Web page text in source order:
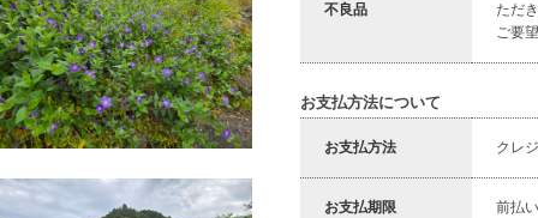
不良品
ただ
ご要
お支払方法について
お支払方法 クレ
お支払期限 前払